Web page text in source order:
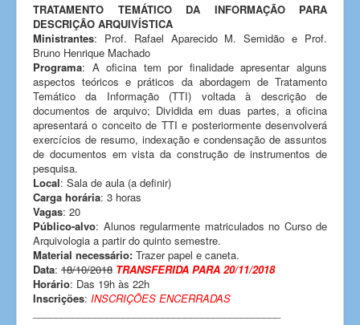
TRATAMENTO TEMÁTICO DA INFORMAÇÃO PARA
DESCRIÇÃO ARQUIVÍSTICA
Ministrantes: Prof. Rafael Aparecido M. Semidão e Prof.
Bruno Henrique Machado
Programa: A oficina tem por finalidade apresentar alguns
aspectos teóricos e práticos da abordagem de Tratamento
Temático da Informação (TTI) voltada à descrição de
documentos de arquivo; Dividida em duas partes, a oficina
apresentará o conceito de TTI e posteriormente desenvolverá
exercícios de resumo, indexação e condensação de assuntos
de documentos em vista da construção de instrumentos de
pesquisa.
Local: Sala de aula (a definir)
Carga horária: 3 horas
Vagas: 20
Público-alvo: Alunos regularmente matriculados no Curso de
Arquivologia a partir do quinto semestre.
Material necessário: Trazer papel e caneta.
Data: 18/10/2018 TRANSFERIDA PARA 20/11/2018
Horário: Das 19h às 22h
Inscrições: INSCRIÇÕES ENCERRADAS